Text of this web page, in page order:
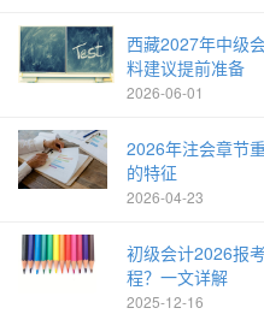
西藏2027年中级
料建议提前准备
2026-06-01
2026年注会章节
的特征
2026-04-23
初级会计2026报
程？一文详解
2025-12-16